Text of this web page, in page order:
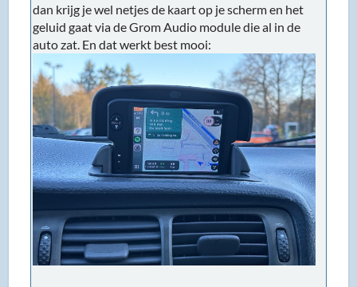
dan krijg je wel netjes de kaart op je scherm en het
geluid gaat via de Grom Audio module die al in de
auto zat. En dat werkt best mooi: